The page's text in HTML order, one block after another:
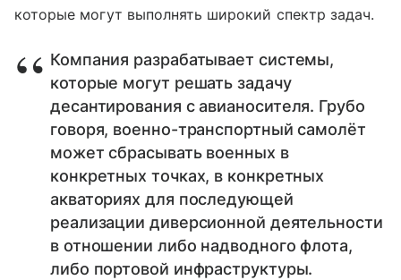
которые могут выполнять широкий спектр задач.
Компания разрабатывает системы,
которые могут решать задачу
десантирования с авианосителя. Грубо
говоря, военно-транспортный самолёт
может сбрасывать военных в
конкретных точках, в конкретных
акваториях для последующей
реализации диверсионной деятельности
в отношении либо надводного флота,
либо портовой инфраструктуры.